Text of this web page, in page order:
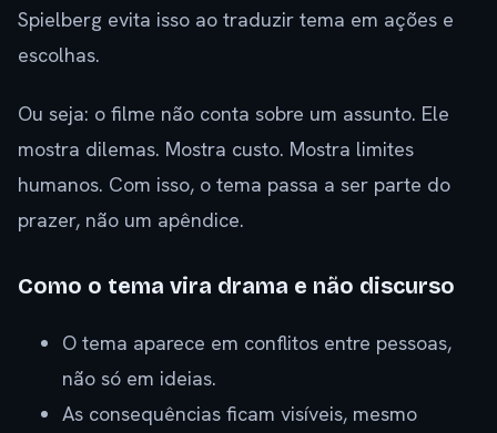
Spielberg evita isso ao traduzir tema em ações e
escolhas.
Ou seja: o filme não conta sobre um assunto. Ele
mostra dilemas. Mostra custo. Mostra limites
humanos. Com isso, o tema passa a ser parte do
prazer, não um apêndice.
Como o tema vira drama e não discurso
O tema aparece em conflitos entre pessoas,
não só em ideias.
As consequências ficam visíveis, mesmo